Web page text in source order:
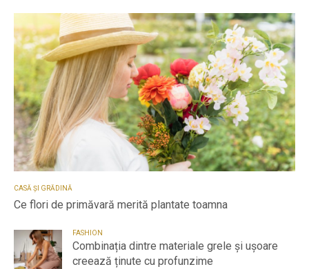
CASĂ ȘI GRĂDINĂ
Ce flori de primăvară merită plantate toamna
FASHION
Combinația dintre materiale grele și ușoare
creează ținute cu profunzime